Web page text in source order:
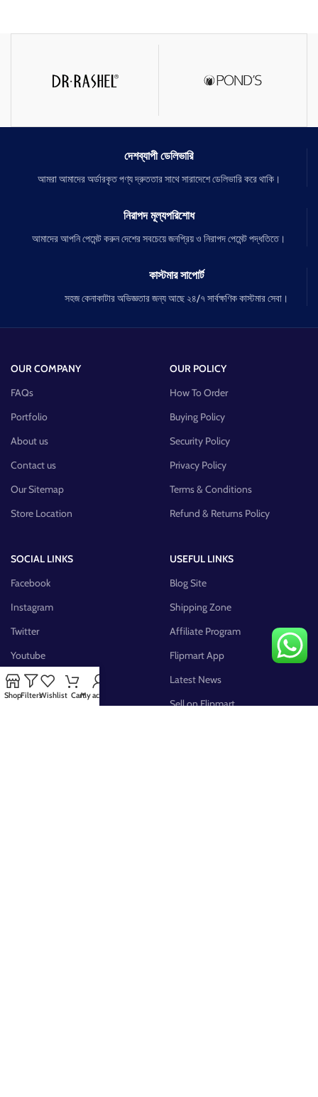
দেশব্যাপী ডেলিভারি
আমরা আমাদের অর্ডারকৃত পণ্য দ্রুততার সাথে সারাদেশে ডেলিভারি করে থাকি।
নিরাপদ মূল্যপরিশোধ
আমাদের আপনি পেমেন্ট করুন দেশের সবচেয়ে জনপ্রিয় ও নিরাপদ পেমেন্ট পদ্ধতিতে।
কাস্টমার সাপোর্ট
সহজ কেনাকাটার অভিজ্ঞতার জন্য আছে ২৪/৭ সার্বক্ষণিক কাস্টমার সেবা।
OUR COMPANY
FAQs
Portfolio
About us
Contact us
Our Sitemap
Store Location
OUR POLICY
How To Order
Buying Policy
Security Policy
Privacy Policy
Terms & Conditions
Refund & Returns Policy
SOCIAL LINKS
Facebook
Instagram
Twitter
Youtube
Pinterest
FB Group
USEFUL LINKS
Blog Site
Shipping Zone
Affiliate Program
Flipmart App
Latest News
Sell on Flipmart
ShopFiltersWishlist CartMy account